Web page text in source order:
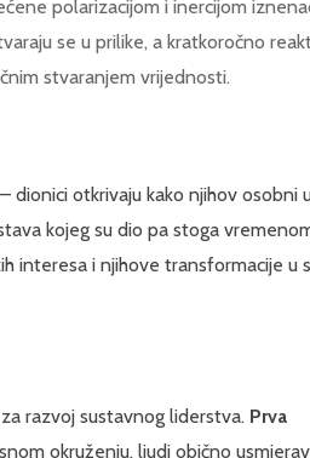
polarizacijom i inercijom
se u prilike, a kratkoročno
stvaranjem vrijednosti.
dionici otkrivaju kako njihov osobni
kojeg su dio pa stoga
interesa i njihove transformacije u
razvoj sustavnog liderstva. Prva
okruženju, ljudi obično